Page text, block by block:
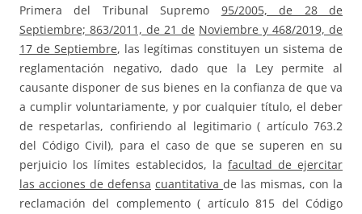
Primera del Tribunal Supremo 95/2005, de 28 de
Septiembre; 863/2011, de 21 de Noviembre y 468/2019, de
17 de Septiembre, las legítimas constituyen un sistema de
reglamentación negativo, dado que la Ley permite al
causante disponer de sus bienes en la confianza de que va
a cumplir voluntariamente, y por cualquier título, el deber
de respetarlas, confiriendo al legitimario ( artículo 763.2
del Código Civil), para el caso de que se superen en su
perjuicio los límites establecidos, la facultad de ejercitar
las acciones de defensa cuantitativa de las mismas, con la
reclamación del complemento ( artículo 815 del Código